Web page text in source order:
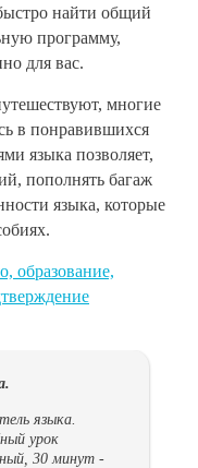
найти общий
программу,
для вас.
многие
в понравившихся
языка позволяет,
пополнять багаж
языка, которые
образование,
языка.
урок
30 минут -